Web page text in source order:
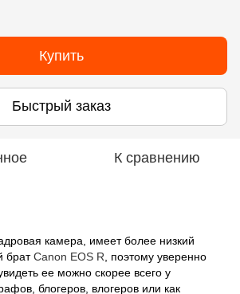
Купить
Быстрый заказ
К сравнению
камера, имеет более низкий
братCanon EOS R , поэтому уверенно
ее можно скорее всего у
блогеров, влогеров или как